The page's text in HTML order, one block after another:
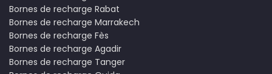
Bornes de recharge Rabat
Bornes de recharge Marrakech
Bornes de recharge Fès
Bornes de recharge Agadir
Bornes de recharge Tanger